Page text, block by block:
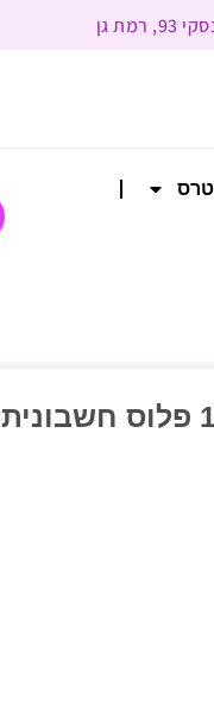
תשלום עבור מוצרים בחשבונית 1808 פלוס חשבונית